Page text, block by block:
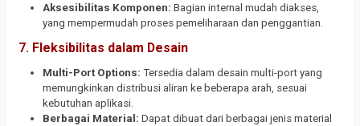
Aksesibilitas Komponen: Bagian internal mudah diakses,
yang mempermudah proses pemeliharaan dan penggantian.
7. Fleksibilitas dalam Desain
Multi-Port Options: Tersedia dalam desain multi-port yang
memungkinkan distribusi aliran ke beberapa arah, sesuai
kebutuhan aplikasi.
Berbagai Material: Dapat dibuat dari berbagai jenis material